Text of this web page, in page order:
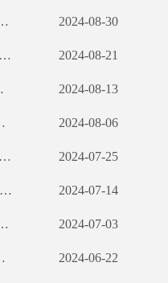
2024-08-30
2024-08-21
2024-08-13
2024-08-06
2024-07-25
2024-07-14
2024-07-03
2024-06-22